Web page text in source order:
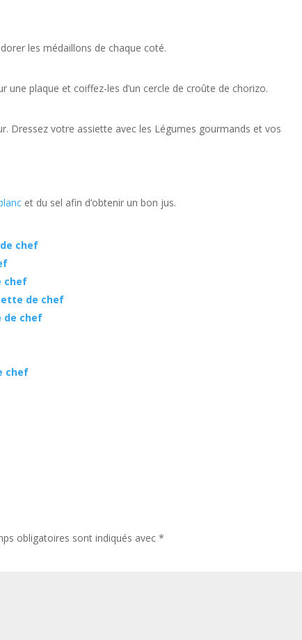
les médaillons de chaque coté.
une plaque et coiffez-les d’un cercle de croûte de chorizo.
Dressez votre assiette avec les Légumes gourmands et vos
et du sel afin d’obtenir un bon jus.
chef
chef
de chef
de chef
chef
obligatoires sont indiqués avec*